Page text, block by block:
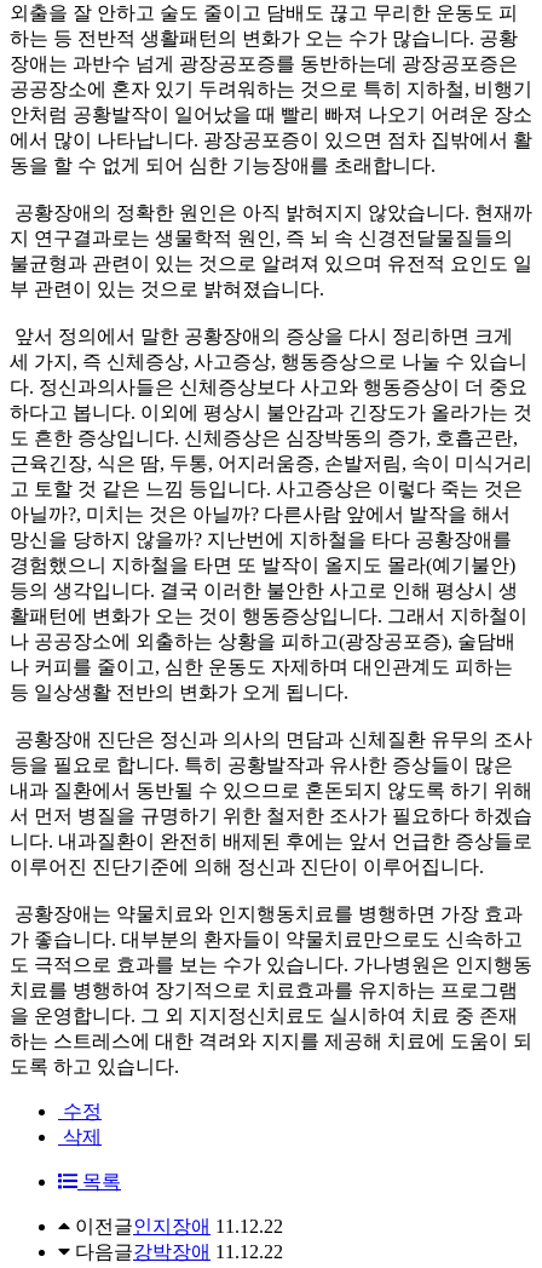
외출을 잘 안하고 술도 줄이고 담배도 끊고 무리한 운동도 피
하는 등 전반적 생활패턴의 변화가 오는 수가 많습니다. 공황
장애는 과반수 넘게 광장공포증를 동반하는데 광장공포증은
공공장소에 혼자 있기 두려워하는 것으로 특히 지하철, 비행기
안처럼 공황발작이 일어났을 때 빨리 빠져 나오기 어려운 장소
에서 많이 나타납니다. 광장공포증이 있으면 점차 집밖에서 활
동을 할 수 없게 되어 심한 기능장애를 초래합니다.
공황장애의 정확한 원인은 아직 밝혀지지 않았습니다. 현재까
지 연구결과로는 생물학적 원인, 즉 뇌 속 신경전달물질들의
불균형과 관련이 있는 것으로 알려져 있으며 유전적 요인도 일
부 관련이 있는 것으로 밝혀졌습니다.
앞서 정의에서 말한 공황장애의 증상을 다시 정리하면 크게
세 가지, 즉 신체증상, 사고증상, 행동증상으로 나눌 수 있습니
다. 정신과의사들은 신체증상보다 사고와 행동증상이 더 중요
하다고 봅니다. 이외에 평상시 불안감과 긴장도가 올라가는 것
도 흔한 증상입니다. 신체증상은 심장박동의 증가, 호흡곤란,
근육긴장, 식은 땀, 두통, 어지러움증, 손발저림, 속이 미식거리
고 토할 것 같은 느낌 등입니다. 사고증상은 이렇다 죽는 것은
아닐까?, 미치는 것은 아닐까? 다른사람 앞에서 발작을 해서
망신을 당하지 않을까? 지난번에 지하철을 타다 공황장애를
경험했으니 지하철을 타면 또 발작이 올지도 몰라(예기불안)
등의 생각입니다. 결국 이러한 불안한 사고로 인해 평상시 생
활패턴에 변화가 오는 것이 행동증상입니다. 그래서 지하철이
나 공공장소에 외출하는 상황을 피하고(광장공포증), 술담배
나 커피를 줄이고, 심한 운동도 자제하며 대인관계도 피하는
등 일상생활 전반의 변화가 오게 됩니다.
공황장애 진단은 정신과 의사의 면담과 신체질환 유무의 조사
등을 필요로 합니다. 특히 공황발작과 유사한 증상들이 많은
내과 질환에서 동반될 수 있으므로 혼돈되지 않도록 하기 위해
서 먼저 병질을 규명하기 위한 철저한 조사가 필요하다 하겠습
니다. 내과질환이 완전히 배제된 후에는 앞서 언급한 증상들로
이루어진 진단기준에 의해 정신과 진단이 이루어집니다.
공황장애는 약물치료와 인지행동치료를 병행하면 가장 효과
가 좋습니다. 대부분의 환자들이 약물치료만으로도 신속하고
도 극적으로 효과를 보는 수가 있습니다. 가나병원은 인지행동
치료를 병행하여 장기적으로 치료효과를 유지하는 프로그램
을 운영합니다. 그 외 지지정신치료도 실시하여 치료 중 존재
하는 스트레스에 대한 격려와 지지를 제공해 치료에 도움이 되
도록 하고 있습니다.
수정
삭제
목록
이전글인지장애 11.12.22
다음글강박장애 11.12.22